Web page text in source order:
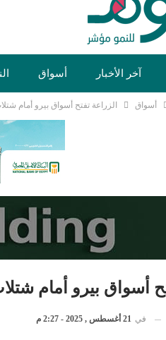
آخر الأخبار أسواق
وسيارات دولي مجتمع
أسواق الزراعة تفتح أسواق بيرو أمام
أسواق بيرو أمام
في 21 أغسطس , 2025 - 2:27 م